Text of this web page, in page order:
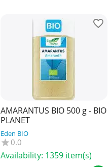
AMARANTUS BIO 500 g - BIO
PLANET
Eden BIO
0.0
Availability: 1359 item(s)